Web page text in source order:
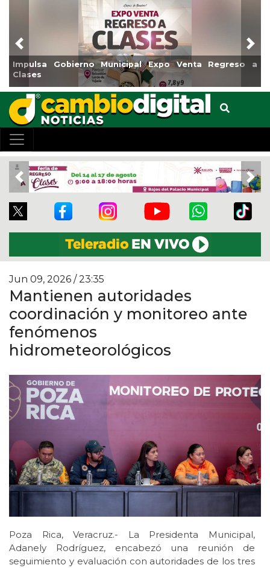
Reabrirá Coatzacoalcos la Alberca Semiolímpica Zona
Centro
Previous
Previous
Jun 09, 2026 / 23:35
Mantienen autoridades
coordinación y monitoreo ante
fenómenos
hidrometeorológicos
Poza Rica, Veracruz.- La Presidenta Municipal,
Adanely Rodríguez, encabezó una reunión de
seguimiento y evaluación con autoridades de los tres